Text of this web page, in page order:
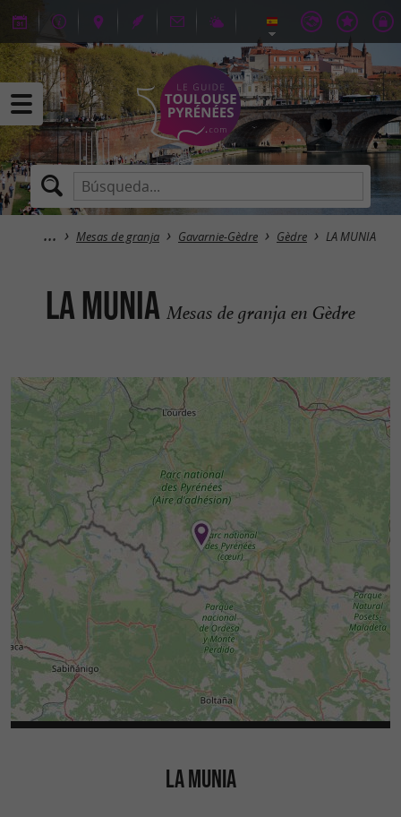
Mesas de granja Gavarnie-Gèdre Gèdre LA MUNIA
LA MUNIA Mesas de granja en Gèdre
LA MUNIA